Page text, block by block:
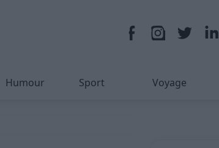
Humour Sport Voyage